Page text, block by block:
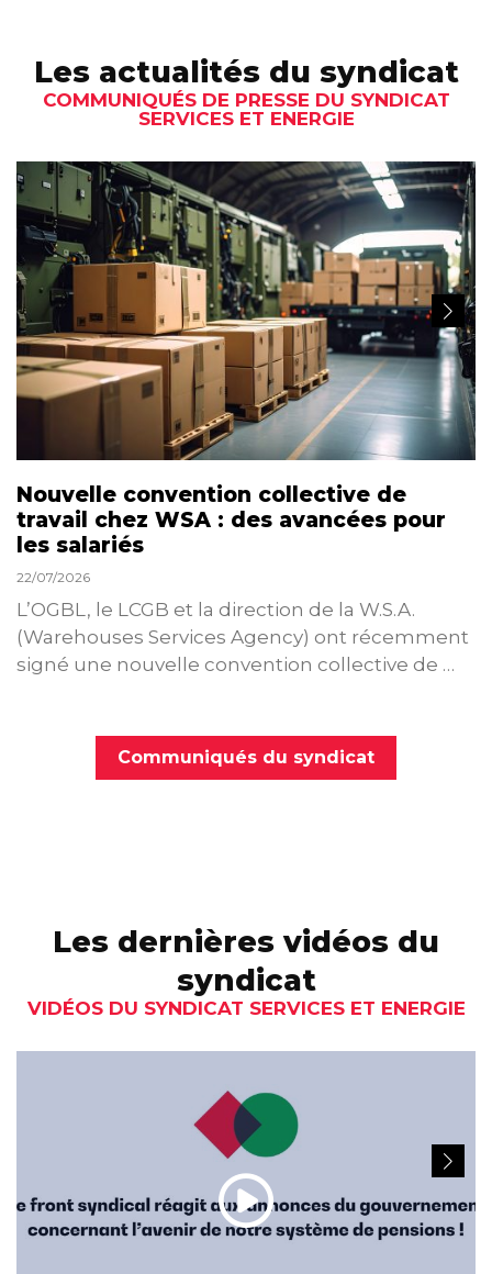
Les actualités du syndicat
COMMUNIQUÉS DE PRESSE DU SYNDICAT
SERVICES ET ENERGIE
Nouvelle convention collective de
travail chez WSA : des avancées pour
les salariés
22/07/2026
L’OGBL, le LCGB et la direction de la W.S.A.
(Warehouses Services Agency) ont récemment
signé une nouvelle convention collective de …
Communiqués du syndicat
Les dernières vidéos du
syndicat
VIDÉOS DU SYNDICAT SERVICES ET ENERGIE